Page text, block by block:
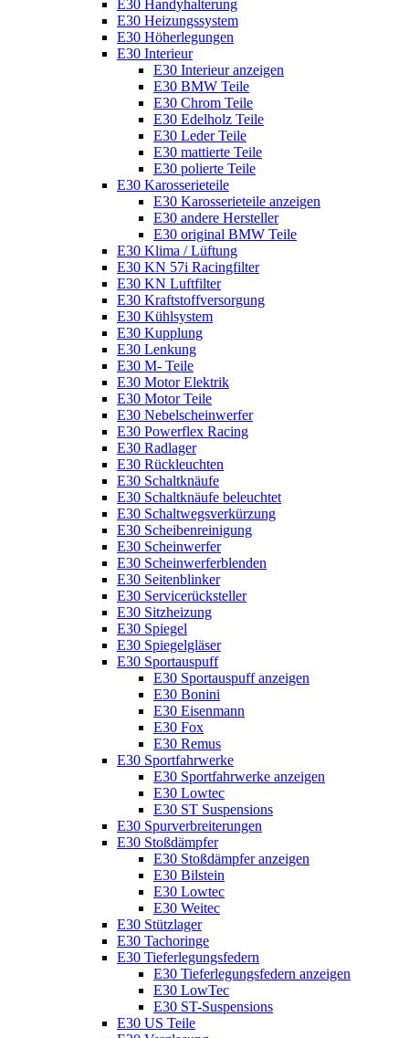
E30 Handyhalterung
E30 Heizungssystem
E30 Höherlegungen
E30 Interieur
E30 Interieur anzeigen
E30 BMW Teile
E30 Chrom Teile
E30 Edelholz Teile
E30 Leder Teile
E30 mattierte Teile
E30 polierte Teile
E30 Karosserieteile
E30 Karosserieteile anzeigen
E30 andere Hersteller
E30 original BMW Teile
E30 Klima / Lüftung
E30 KN 57i Racingfilter
E30 KN Luftfilter
E30 Kraftstoffversorgung
E30 Kühlsystem
E30 Kupplung
E30 Lenkung
E30 M- Teile
E30 Motor Elektrik
E30 Motor Teile
E30 Nebelscheinwerfer
E30 Powerflex Racing
E30 Radlager
E30 Rückleuchten
E30 Schaltknäufe
E30 Schaltknäufe beleuchtet
E30 Schaltwegsverkürzung
E30 Scheibenreinigung
E30 Scheinwerfer
E30 Scheinwerferblenden
E30 Seitenblinker
E30 Servicerücksteller
E30 Sitzheizung
E30 Spiegel
E30 Spiegelgläser
E30 Sportauspuff
E30 Sportauspuff anzeigen
E30 Bonini
E30 Eisenmann
E30 Fox
E30 Remus
E30 Sportfahrwerke
E30 Sportfahrwerke anzeigen
E30 Lowtec
E30 ST Suspensions
E30 Spurverbreiterungen
E30 Stoßdämpfer
E30 Stoßdämpfer anzeigen
E30 Bilstein
E30 Lowtec
E30 Weitec
E30 Stützlager
E30 Tachoringe
E30 Tieferlegungsfedern
E30 Tieferlegungsfedern anzeigen
E30 LowTec
E30 ST-Suspensions
E30 US Teile